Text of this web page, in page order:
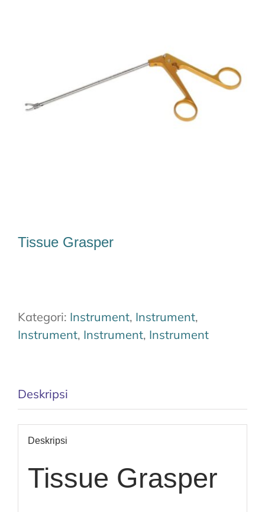
Kontak Kami
Tissue Grasper
Kategori: Instrument, Instrument,
Instrument, Instrument, Instrument
Deskripsi
Deskripsi
Tissue Grasper